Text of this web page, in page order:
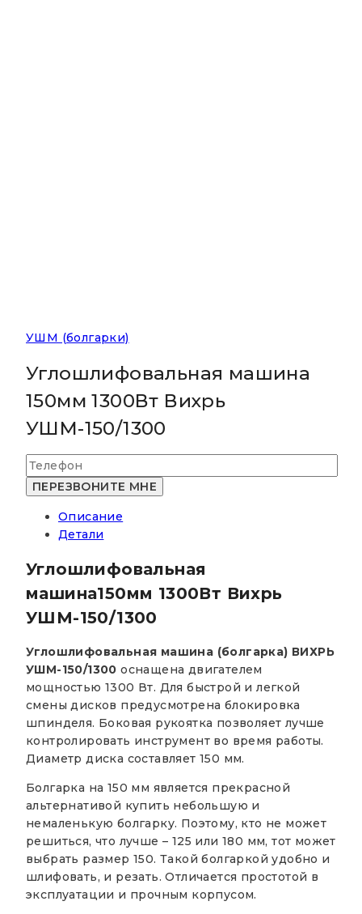
УШМ (болгарки)
Углошлифовальная машина
150мм 1300Вт Вихрь
УШМ-150/1300
Описание
Детали
Углошлифовальная
машина150мм 1300Вт Вихрь
УШМ-150/1300
Углошлифовальная машина (болгарка) ВИХРЬ
УШМ-150/1300 оснащена двигателем
мощностью 1300 Вт. Для быстрой и легкой
смены дисков предусмотрена блокировка
шпинделя. Боковая рукоятка позволяет лучше
контролировать инструмент во время работы.
Диаметр диска составляет 150 мм.
Болгарка на 150 мм является прекрасной
альтернативой купить небольшую и
немаленькую болгарку. Поэтому, кто не может
решиться, что лучше – 125 или 180 мм, тот может
выбрать размер 150. Такой болгаркой удобно и
шлифовать, и резать. Отличается простотой в
эксплуатации и прочным корпусом.